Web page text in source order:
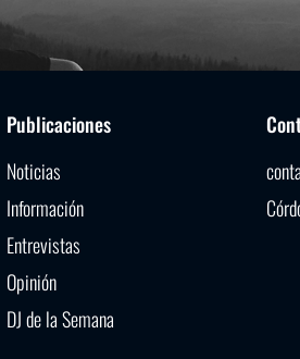
Publicaciones
Noticias
Información
Entrevistas
Opinión
DJ de la Semana